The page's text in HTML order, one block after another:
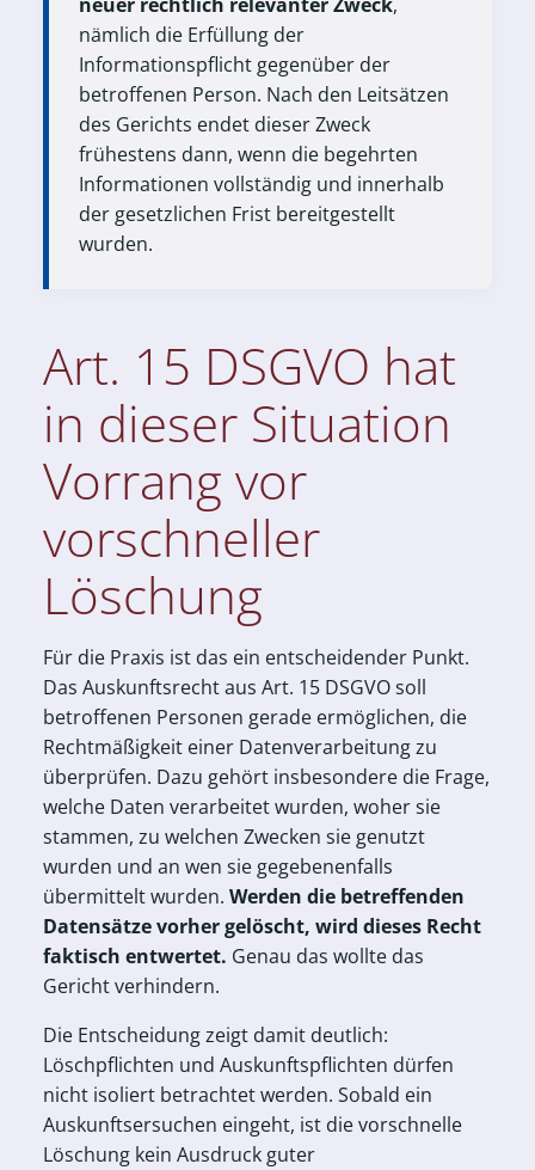
nämlich die Erfüllung der
Informationspflicht gegenüber der
betroffenen Person. Nach den Leitsätzen
des Gerichts endet dieser Zweck
frühestens dann, wenn die begehrten
Informationen vollständig und innerhalb
der gesetzlichen Frist bereitgestellt
wurden.
Art. 15 DSGVO hat
in dieser Situation
Vorrang vor
vorschneller
Löschung
Für die Praxis ist das ein entscheidender Punkt.
Das Auskunftsrecht aus Art. 15 DSGVO soll
betroffenen Personen gerade ermöglichen, die
Rechtmäßigkeit einer Datenverarbeitung zu
überprüfen. Dazu gehört insbesondere die Frage,
welche Daten verarbeitet wurden, woher sie
stammen, zu welchen Zwecken sie genutzt
wurden und an wen sie gegebenenfalls
übermittelt wurden. Werden die betreffenden
Datensätze vorher gelöscht, wird dieses Recht
faktisch entwertet. Genau das wollte das
Gericht verhindern.
Die Entscheidung zeigt damit deutlich:
Löschpflichten und Auskunftspflichten dürfen
nicht isoliert betrachtet werden. Sobald ein
Auskunftsersuchen eingeht, ist die vorschnelle
Löschung kein Ausdruck guter